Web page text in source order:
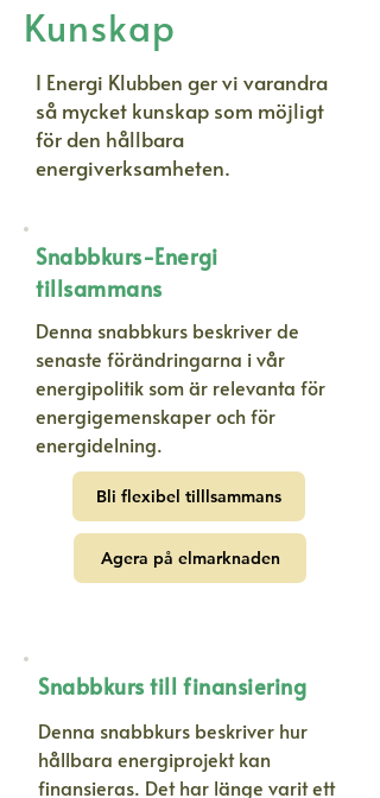
Kunskap
I Energi Klubben ger vi varandra
så mycket kunskap som möjligt
för den hållbara
energiverksamheten.
Snabbkurs-Energi
tillsammans
Denna snabbkurs beskriver de
senaste förändringarna i vår
energipolitik som är relevanta för
energigemenskaper och för
energidelning.
Bli flexibel tilllsammans
Agera på elmarknaden
Snabbkurs till finansiering
Denna snabbkurs beskriver hur
hållbara energiprojekt kan
finansieras. Det har länge varit ett